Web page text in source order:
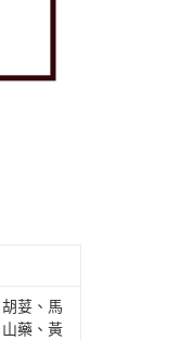
荽、馬
藥、黃